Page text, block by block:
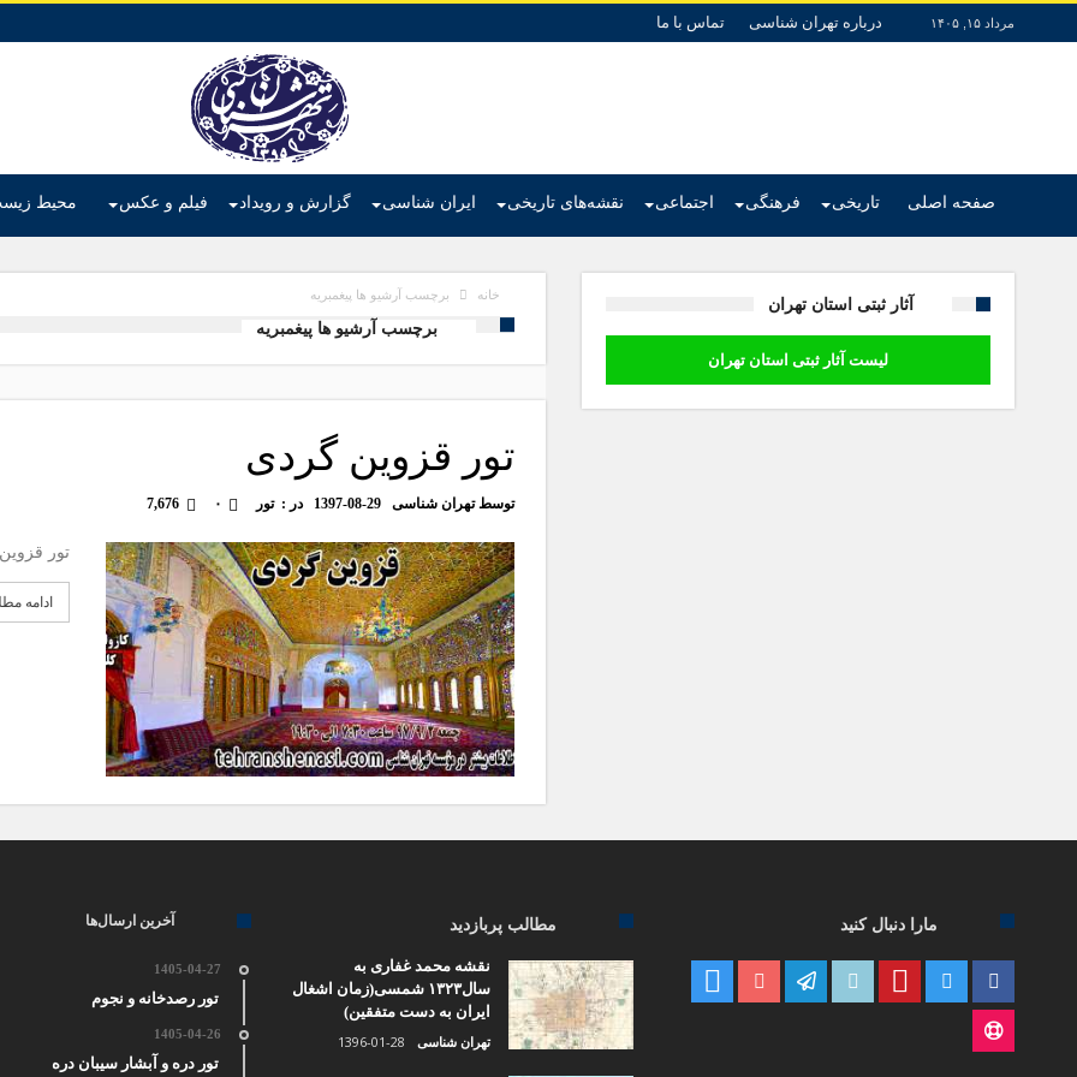
مرداد ۱۵, ۱۴۰۵ درباره تهران شناسی تماس با ما
صفحه اصلی تاریخی فرهنگی اجتماعی نقشه‌های تاریخی ایران شناسی گزارش و رویداد فیلم و عکس محیط
خانه برچسب آرشیو ها پیغمبریه
برچسب آرشیو ها پیغمبریه
تور قزوین گردی
توسطتهران شناسی 1397-08-29 در :تور ۰ 7,676
تور
ادامه
آثار ثبتی استان تهران
لیست آثار ثبتی استان تهران
مارا دنبال کنید مطالب پربازدید
نقشه محمد غفاری به
سال۱۳۲۳ شمسی(زمان اشغال
ایران به دست متفقین)
تهران شناسی 1396-01-28
آخرین ارسال‌ها
1405-04-27
تور رصدخانه و نجوم
1405-04-26
تور دره و آبشار سیبان دره